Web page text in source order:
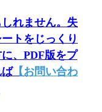
れません。失
トをじっくり
、 PDF版をプ
【お問い合わ